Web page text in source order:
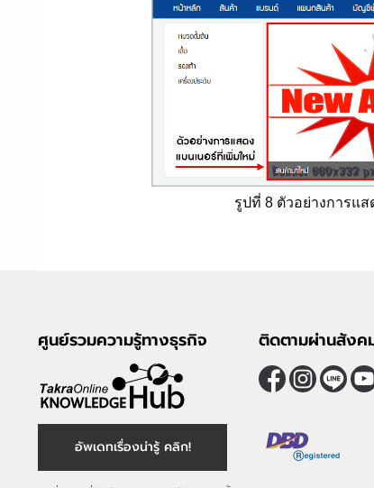
รูปที่ 8 ตัวอย่างการแ
ศูนย์รวมความรู้ทางธุรกิจ
อัพเดทเรื่องน่ารู้ คลิก!
ติดตามผ่านสังค